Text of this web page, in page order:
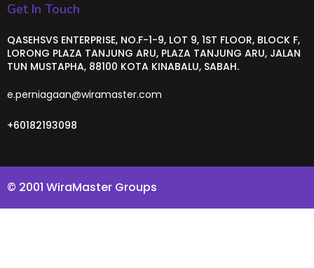
Get In Touch
QASEHSVS ENTERPRISE, NO.F-1-9, LOT 9, 1ST FLOOR, BLOCK F,
LORONG PLAZA TANJUNG ARU, PLAZA TANJUNG ARU, JALAN
TUN MUSTAPHA, 88100 KOTA KINABALU, SABAH.
e.perniagaan@wiramaster.com
+60182193098
© 2001 WiraMaster Groups